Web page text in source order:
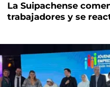
La Suipachense
trabajadores y se